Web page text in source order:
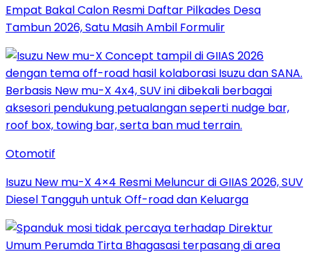
Empat Bakal Calon Resmi Daftar Pilkades Desa
Tambun 2026, Satu Masih Ambil Formulir
Otomotif
Isuzu New mu-X 4×4 Resmi Meluncur di GIIAS 2026, SUV
Diesel Tangguh untuk Off-road dan Keluarga